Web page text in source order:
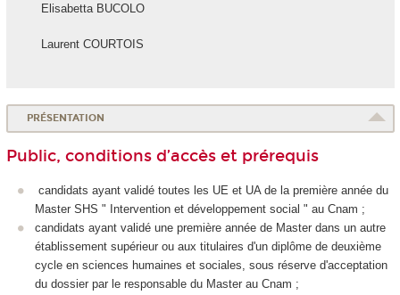
Elisabetta BUCOLO
Laurent COURTOIS
PRÉSENTATION
Public, conditions d’accès et prérequis
candidats ayant validé toutes les UE et UAde la première année du
Master SHS " Intervention et développement social " au Cnam ;
candidats ayant validé une première année de Master dans un autre
établissement supérieur ou aux titulaires d'un diplôme de deuxième
cycle en sciences humaines et sociales, sous réserve d'acceptation
du dossier par le responsable du Master au Cnam ;